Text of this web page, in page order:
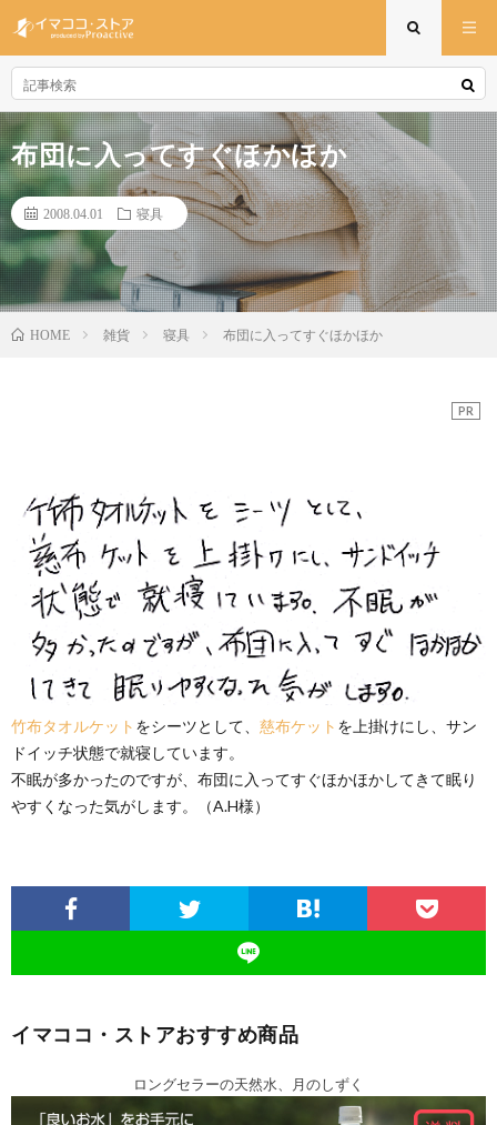
布団に入ってすぐほかほか
2008.04.01 寝具
HOME 雑貨 寝具 布団に入ってすぐほかほか
PR
竹布タオルケット をシーツとして、 慈布ケット を上掛けにし、サン
ドイッチ状態で就寝しています。
不眠が多かったのですが、布団に入ってすぐほかほかしてきて眠り
やすくなった気がします。（A.H様）
イマココ・ストアおすすめ商品
ロングセラーの天然水、月のしずく